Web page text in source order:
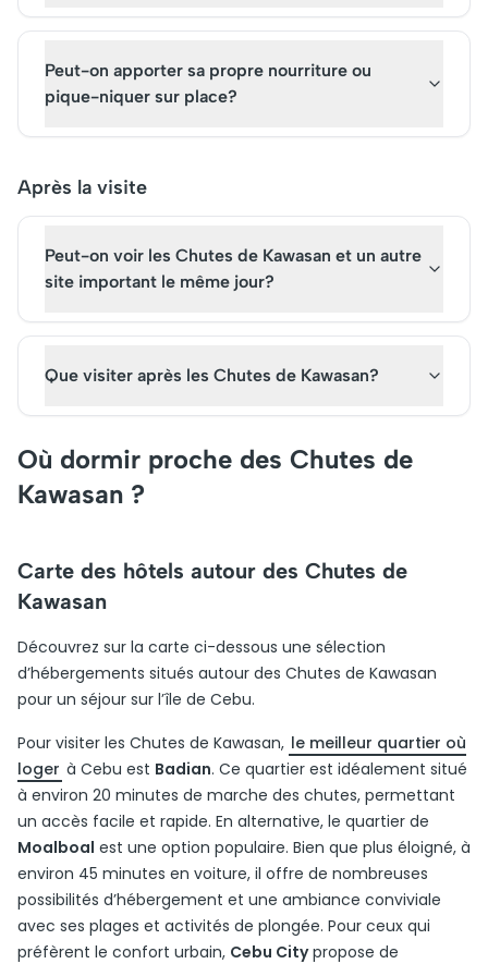
Peut-on apporter sa propre nourriture ou
pique-niquer sur place?
Après la visite
Peut-on voir les Chutes de Kawasan et un autre
site important le même jour?
Que visiter après les Chutes de Kawasan?
Où dormir proche des Chutes de
Kawasan ?
Carte des hôtels autour des Chutes de
Kawasan
Découvrez sur la carte ci-dessous une sélection
d’hébergements situés autour des Chutes de Kawasan
pour un séjour sur l’île de Cebu.
Pour visiter les Chutes de Kawasan, le meilleur quartier où
loger à Cebu est Badian. Ce quartier est idéalement situé
à environ 20 minutes de marche des chutes, permettant
un accès facile et rapide. En alternative, le quartier de
Moalboal est une option populaire. Bien que plus éloigné, à
environ 45 minutes en voiture, il offre de nombreuses
possibilités d’hébergement et une ambiance conviviale
avec ses plages et activités de plongée. Pour ceux qui
préfèrent le confort urbain, Cebu Citypropose de